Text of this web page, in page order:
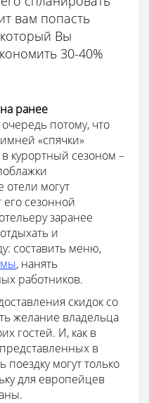
вам попасть
Вы
30-40%
ранее
потому, что
«спячки»
курортный сезоном –
отели могут
сезонной
заранее
и
составить меню,
, нанять
работников.
скидок со
желание владельца
гостей. И, как в
в
могут только
для европейцев